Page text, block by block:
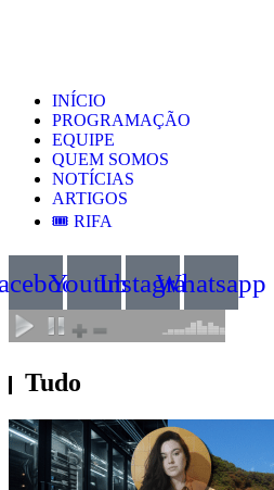
INÍCIO
PROGRAMAÇÃO
EQUIPE
QUEM SOMOS
NOTÍCIAS
ARTIGOS
🎟️ RIFA
YoutubeInstagramWhatsapp
Tudo